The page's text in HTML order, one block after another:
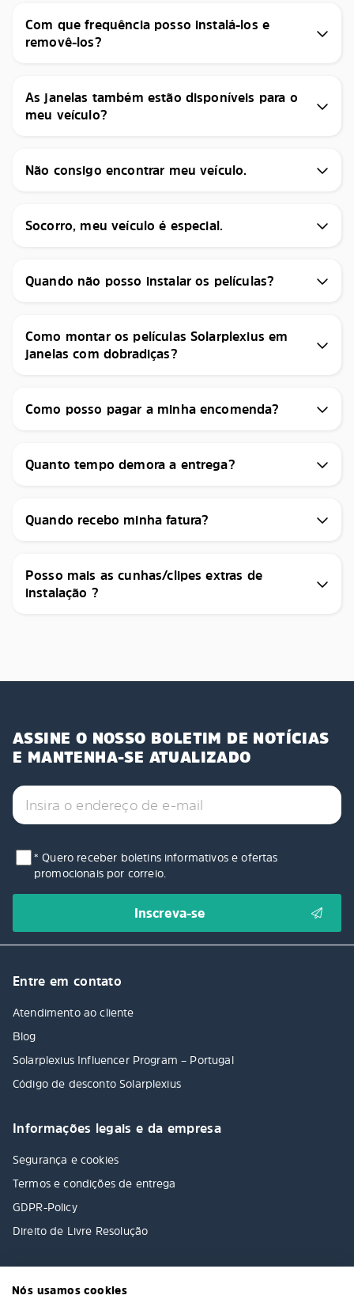
Com que frequência posso instalá-los e
removê-los?
As janelas também estão disponíveis para o
meu veículo?
Não consigo encontrar meu veículo.
Socorro, meu veículo é especial.
Quando não posso instalar os películas?
Como montar os películas Solarplexius em
janelas com dobradiças?
Como posso pagar a minha encomenda?
Quanto tempo demora a entrega?
Quando recebo minha fatura?
Posso mais as cunhas/clipes extras de
instalação ?
ASSINE O NOSSO BOLETIM DE NOTÍCIAS
E MANTENHA-SE ATUALIZADO
* Quero receber boletins informativos e ofertas
promocionais por correio.
Entre em contato
Atendimento ao cliente
Blog
Solarplexius Influencer Program – Portugal
Código de desconto Solarplexius
Informações legais e da empresa
Segurança e cookies
Termos e condições de entrega
GDPR-Policy
Direito de Livre Resolução
Nós usamos cookies